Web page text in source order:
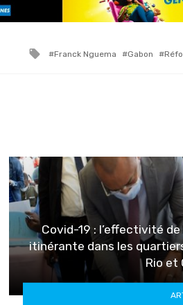
Tagged
Franck Nguema Gabon
Covid-19 : l’effectivité
itinérante dans les
Rio et